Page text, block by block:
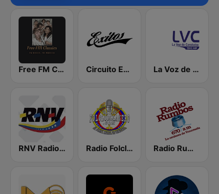
Free FM Classics Venezuela Circuito Exitos 99.9 FM La Voz de Carabobo
RNV Radio Nacional de Venezuela Radio Folclorllanero.com Radio Rumbos